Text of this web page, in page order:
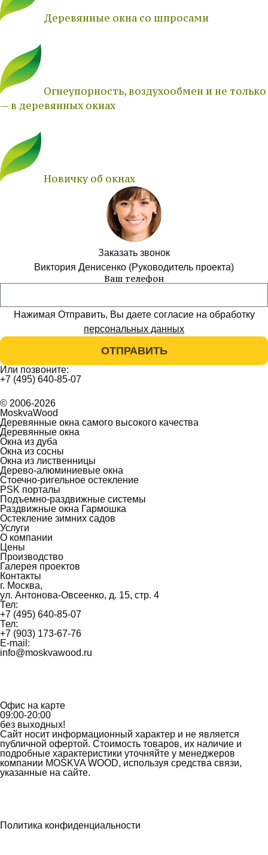
Деревянные окна со шпросами
Огнеупорность, воздухообмен и не только
— в деревянных окнах
Новичку об окнах
Заказать звонок
Виктория Денисенко (Руководитель проекта)
Ваш телефон
Нажимая Отправить, Вы даете согласие на обработку
персональных данных
ОТПРАВИТЬ
Или позвоните:
+7 (495) 640-85-07
© 2006-2026
MoskvaWood
Деревянные окна самого высокого качества
Деревянные окна
Окна из дуба
Окна из сосны
Окна из лиственницы
Дерево-алюминиевые окна
Стоечно-ригельное остекление
PSK порталы
Подъемно-раздвижные системы
Раздвижные окна Гармошка
Остекление зимних садов
Услуги
О компании
Цены
Производство
Галерея проектов
Контакты
г. Москва,
ул. Антонова-Овсеенко, д. 15, стр. 4
Тел:
+7 (495) 640-85-07
Тел:
+7 (903) 173-67-76
E-mail:
info@moskvawood.ru
Офис на карте
09:00-20:00
без выходных!
Сайт носит информационный характер и не является
публичной офертой. Стоимость товаров, их наличие и
подробные характеристики уточняйте у менеджеров
компании MOSKVA WOOD, используя средства связи,
указанные на сайте.
Политика конфиденциальности